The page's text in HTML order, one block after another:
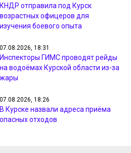
КНДР отправила под Курск
возрастных офицеров для
изучения боевого опыта
07.08.2026, 18:31
Инспекторы ГИМС проводят рейды
на водоёмах Курской области из-за
жары
07.08.2026, 18:26
В Курске назвали адреса приёма
опасных отходов